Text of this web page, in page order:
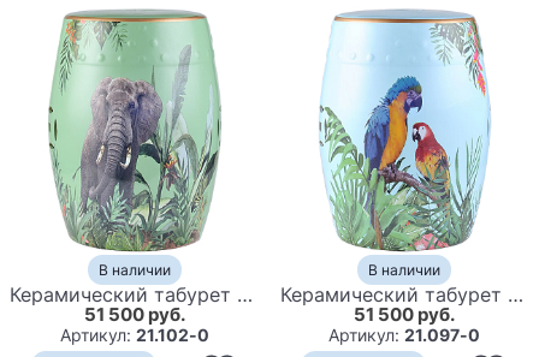
В наличии
Керамический табурет Elephant Tropical Animal Ceramic Stool Green
51 500 руб.
Артикул: 21.102-0
В наличии
Керамический табурет Parrots Tropical Animal Ceramic Stool Blue
51 500 руб.
Артикул:21.097-0